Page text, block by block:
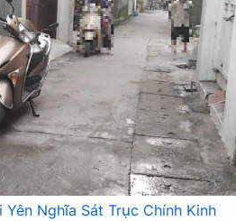
Nghĩa Sát Trục Chính Kinh